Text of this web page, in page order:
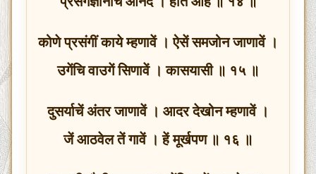
कोणे प्रसंगीं काये म्हणावें । ऐसें समजोन जाणावें ।
उगेंचि वाउगें सिणावें । कासयासी ॥ १५ ॥
दुसर्याचें अंतर जाणावें । आदर देखोन म्हणावें ।
जें आठवेल तें गावें । हें मूर्खपण ॥ १६ ॥